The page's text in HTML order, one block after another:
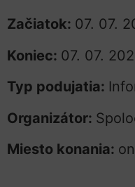
Začiatok: 07. 07.
Koniec: 07. 07.
Typ podujatia:
Organizátor:
Miesto konania: